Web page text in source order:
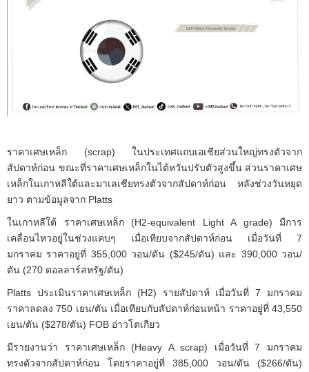
ราคาเศษเหล็ก (scrap) ในประเทศแถบเอเชียส่วนใหญ่ทรงตัวจาก
สัปดาห์ก่อน ขณะที่ราคาเศษเหล็กในไต้หวันปรับตัวสูงขึ้น ส่วนราคาเศษ
เหล็กในเกาหลีใต้และมาเลเซียทรงตัวจากสัปดาห์ก่อน หลังช่วงวันหยุด
ยาว ตามข้อมูลจาก Platts
ในเกาหลีใต้ ราคาเศษเหล็ก (H2-equivalent Light A grade) มีการ
เคลื่อนไหวอยู่ในช่วงแคบๆ เมื่อเทียบจากสัปดาห์ก่อน เมื่อวันที่ 7
มกราคม ราคาอยู่ที่ 355,000 วอน/ตัน ($245/ตัน) และ 390,000 วอน/
ตัน (270 ดอลลาร์สหรัฐ/ตัน)
Platts ประเมินราคาเศษเหล็ก (H2) รายสัปดาห์ เมื่อวันที่ 7 มกราคม
ราคาลดลง 750 เยน/ตัน เมื่อเทียบกับสัปดาห์ก่อนหน้า ราคาอยู่ที่ 43,550
เยน/ตัน ($278/ตัน) FOB อ่าวโตเกียว
มีรายงานว่า ราคาเศษเหล็ก (Heavy A scrap) เมื่อวันที่ 7 มกราคม
ทรงตัวจากสัปดาห์ก่อน โดยราคาอยู่ที่ 385,000 วอน/ตัน ($266/ตัน)